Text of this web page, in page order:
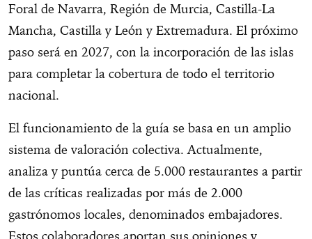
Foral de Navarra, Región de Murcia, Castilla-La
Mancha, Castilla y León y Extremadura. El próximo
paso será en 2027, con la incorporación de las islas
para completar la cobertura de todo el territorio
nacional.
El funcionamiento de la guía se basa en un amplio
sistema de valoración colectiva. Actualmente,
analiza y puntúa cerca de 5.000 restaurantes a partir
de las críticas realizadas por más de 2.000
gastrónomos locales, denominados embajadores.